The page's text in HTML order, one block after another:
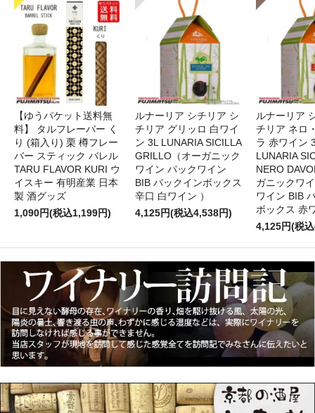
【ゆうパケット送料無
料】 タルフレーバー く
り (箱入り) 栗 樽フレー
バー スティック バレル
TARU FLAVOR KURI ウ
イスキー 有明産業 日本
製 酒グッズ
1,090円(税込1,199円)
ルナーリア シチリア シ
チリア グリッロ 白ワイ
ン 3L LUNARIA SICILLA
GRILLO（オーガニック
ワイン パックワイン
BIB バックインボックス
辛口 白ワイン ）
4,125円(税込4,538円)
ルナーリア
チリア ネロ
ラ 赤ワイ
LUNARIA
NERO
ガニックワ
ワイン BIB
ボックス 赤
4,125円(税